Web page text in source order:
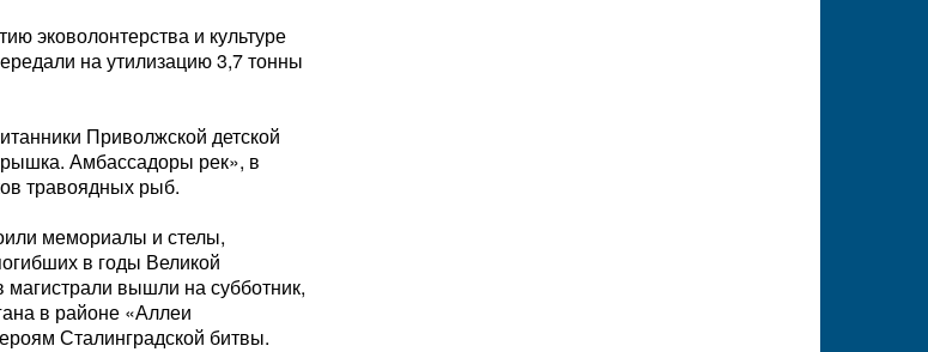
эковолонтерства и культуре
на утилизацию 3,7 тонны
Приволжской детской
Амбассадоры рек», в
травоядных рыб.
мемориалы и стелы,
в годы Великой
вышли на субботник,
в районе «Аллеи
Сталинградской битвы.